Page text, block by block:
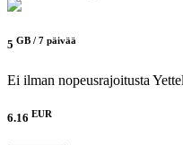
5 GB / 7 päivää
Ei ilman nopeusrajoitusta
6.16 EUR